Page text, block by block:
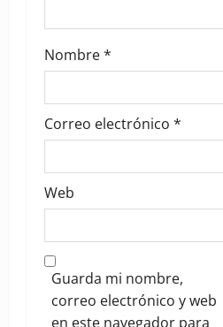
Nombre*
Correo electrónico *
Web
Guarda mi nombre,
correo electrónico y web
en este navegador para